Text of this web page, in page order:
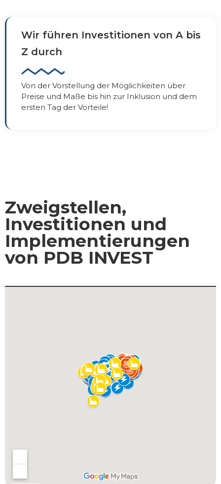
Wir führen Investitionen von A bis
Z durch
Von der Vorstellung der Möglichkeiten über
Preise und Maße bis hin zur Inklusion und dem
ersten Tag der Vorteile!
Zweigstellen,
Investitionen und
Implementierungen
von PDB INVEST